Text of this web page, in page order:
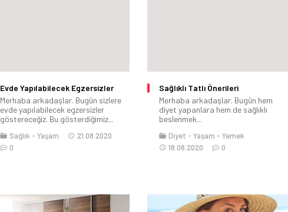
Evde Yapılabilecek Egzersizler
Merhaba arkadaşlar. Bugün sizlere
evde yapılabilecek egzersizler
göstereceğiz. Bu gösterdiğimiz...
Sağlık Yaşam
21.08.2020
0
Sağlıklı Tatlı Önerileri
Merhaba arkadaşlar. Bugün hem
diyet yapanlara hem de sağlıklı
beslenmek...
Diyet Yaşam
Yemek
18.08.2020
0